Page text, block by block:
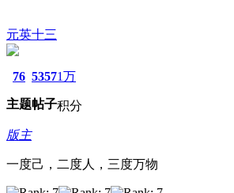
元英十三
76
主题
5357
帖子
1万
积分
版主
一度己，二度人，三度万物